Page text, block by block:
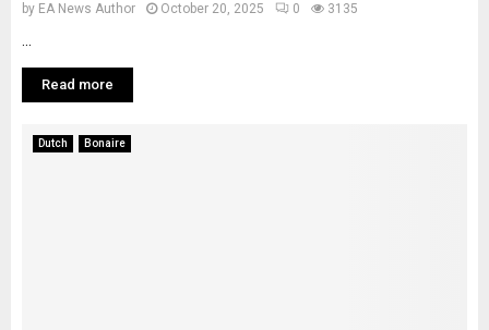
by EA News Author October 20, 2025 0 3135
Read more
Dutch Bonaire